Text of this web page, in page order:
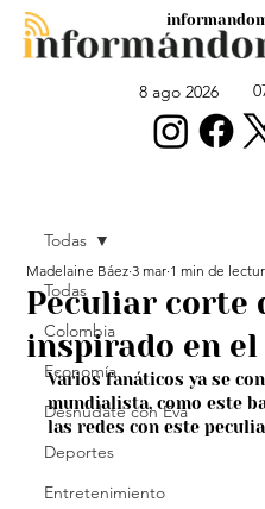
8 ago 2026
Todas
Colombia
Economía
Desnúdate con Eva
Deportes
Entretenimiento
Todas
Peculiar corte
inspirado en
Madelaine Báez 3 mar 1 min de
Varios fanáticos ya se
mundialista, como este
las redes con este